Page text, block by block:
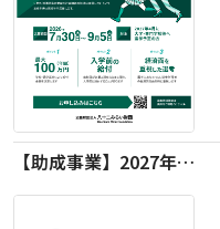
【助成事業】2027年度中学校部活動の地域展開推進に関する助成金